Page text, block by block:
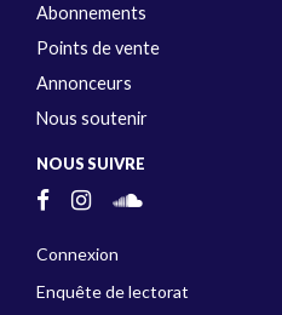
Abonnements
Points de vente
Annonceurs
Nous soutenir
NOUS SUIVRE
Connexion
Enquête de lectorat